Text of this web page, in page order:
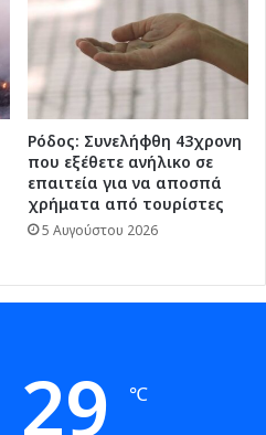
Ρόδος: Συνελήφθη 43χρονη
που εξέθετε ανήλικο σε
επαιτεία για να αποσπά
χρήματα από τουρίστες
5 Αυγούστου 2026
29 ℃